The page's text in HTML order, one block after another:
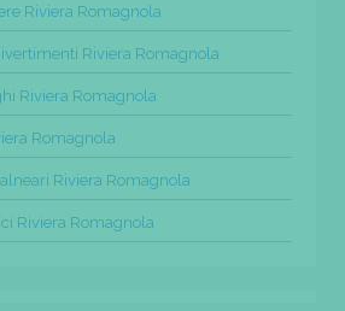
Riviera Romagnola
Riviera Romagnola
Riviera Romagnola
Romagnola
Riviera Romagnola
Riviera Romagnola